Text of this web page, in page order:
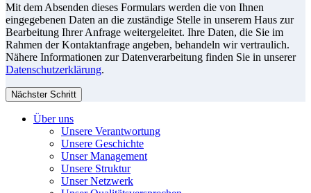
Mit dem Absenden dieses Formulars werden die von Ihnen
eingegebenen Daten an die zuständige Stelle in unserem Haus zur
Bearbeitung Ihrer Anfrage weitergeleitet. Ihre Daten, die Sie im
Rahmen der Kontaktanfrage angeben, behandeln wir vertraulich.
Nähere Informationen zur Datenverarbeitung finden Sie in unserer
Datenschutzerklärung.
Nächster Schritt
Über uns
Unsere Verantwortung
Unsere Geschichte
Unser Management
Unsere Struktur
Unser Netzwerk